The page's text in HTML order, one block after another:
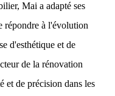
Mai a adapté ses
répondre à l'évolution
d'esthétique et de
de la rénovation
et de précision dans les